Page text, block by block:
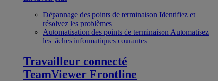
Dépannage des points de terminaison Identifiez et
résolvez les problèmes
Automatisation des points de terminaison Automatisez
les tâches informatiques courantes
Travailleur connecté
TeamViewer Frontline